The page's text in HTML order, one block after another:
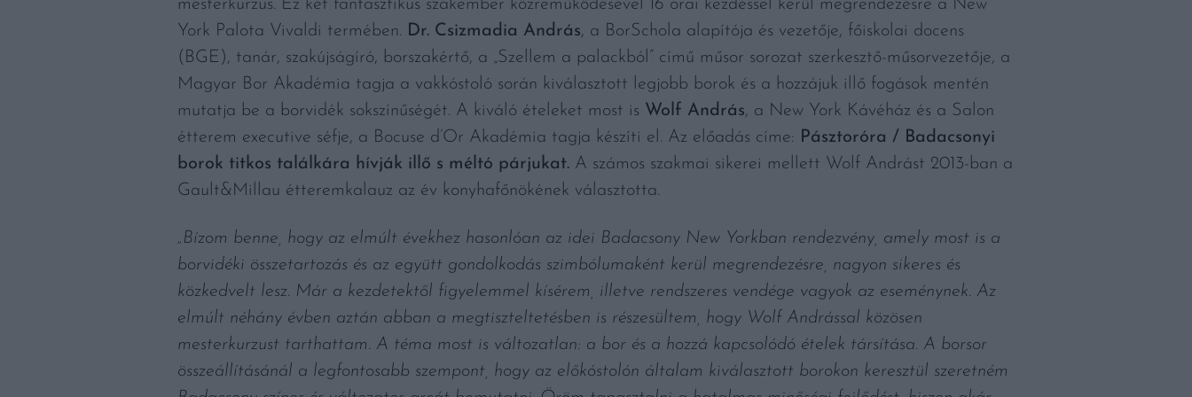
mesterkurzus. Ez két fantasztikus szakember közreműködésével 16 órai kezdéssel kerül megrendezésre a New
York Palota Vivaldi termében. Dr. Csizmadia András, a BorSchola alapítója és vezetője, főiskolai docens
(BGE), tanár, szakújságíró, borszakértő, a „Szellem a palackból” című műsor sorozat szerkesztő-műsorvezetője, a
Magyar Bor Akadémia tagja a vakkóstoló során kiválasztott legjobb borok és a hozzájuk illő fogások mentén
mutatja be a borvidék sokszínűségét. A kiváló ételeket most is Wolf András, a New York Kávéház és a Salon
étterem executive séfje, a Bocuse d’Or Akadémia tagja készíti el. Az előadás címe: Pásztoróra / Badacsonyi
borok titkos találkára hívják illő s méltó párjukat. A számos szakmai sikerei mellett Wolf Andrást 2013-ban a
Gault&Millau étteremkalauz az év konyhafőnökének választotta.
„Bízom benne, hogy az elmúlt évekhez hasonlóan az idei Badacsony New Yorkban rendezvény, amely most is a
borvidéki összetartozás és az együtt gondolkodás szimbólumaként kerül megrendezésre, nagyon sikeres és
közkedvelt lesz. Már a kezdetektől figyelemmel kísérem, illetve rendszeres vendége vagyok az eseménynek. Az
elmúlt néhány évben aztán abban a megtiszteltetésben is részesültem, hogy Wolf Andrással közösen
mesterkurzust tarthattam. A téma most is változatlan: a bor és a hozzá kapcsolódó ételek társítása. A borsor
összeállításánál a legfontosabb szempont, hogy az előkóstolón általam kiválasztott borokon keresztül szeretném